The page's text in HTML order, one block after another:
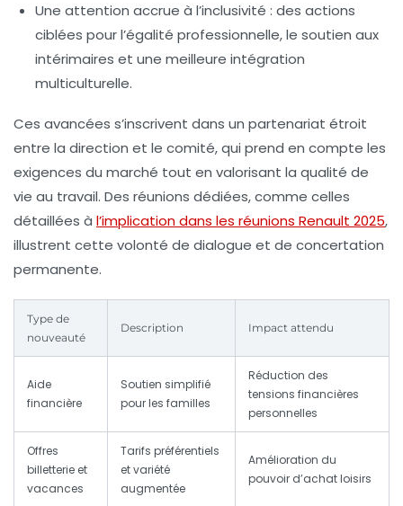
Une attention accrue à l’inclusivité : des actions
ciblées pour l’égalité professionnelle, le soutien aux
intérimaires et une meilleure intégration
multiculturelle.
Ces avancées s’inscrivent dans un partenariat étroit
entre la direction et le comité, qui prend en compte les
exigences du marché tout en valorisant la qualité de
vie au travail. Des réunions dédiées, comme celles
détaillées à l’implication dans les réunions Renault 2025,
illustrent cette volonté de dialogue et de concertation
permanente.
Type de
nouveauté
Description Impact attendu
Aide
financière
Soutien simplifié
pour les familles
Réduction des
tensions financières
personnelles
Offres
billetterie et
vacances
Tarifs préférentiels
et variété
augmentée
Amélioration du
pouvoir d’achat loisirs